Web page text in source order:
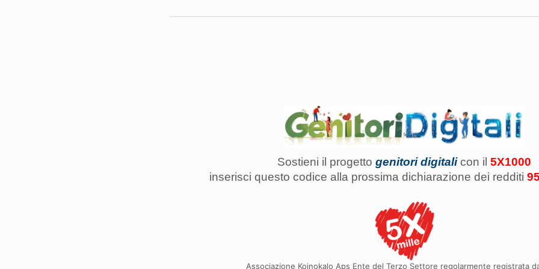
Sostieni il progetto genitori digitali con il 5X1000
inserisci questo codice alla prossima dichiarazione dei redditi
Associazione Koinokalo Aps Ente del Terzo Settore regolarmente registrata